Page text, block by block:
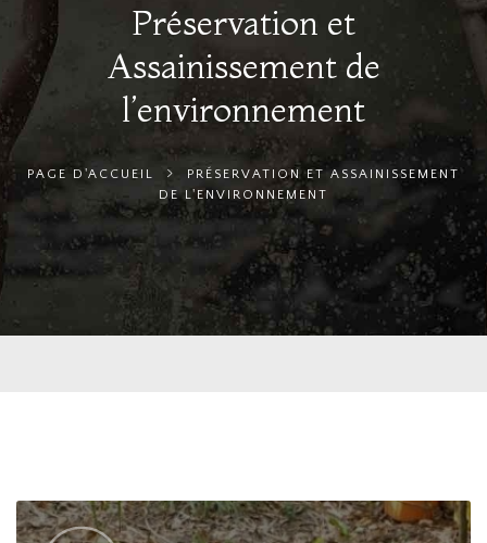
Préservation et
Assainissement de
l’environnement
PAGE D'ACCUEIL
PRÉSERVATION ET ASSAINISSEMENT
DE L'ENVIRONNEMENT